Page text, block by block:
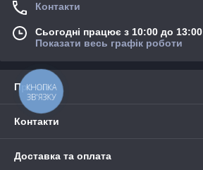
Контакти
Сьогодні працює з 10:00 до 13:00
Показати весь графік роботи
Про нас
Контакти
Доставка та оплата
КНОПКА
ЗВ'ЯЗКУ